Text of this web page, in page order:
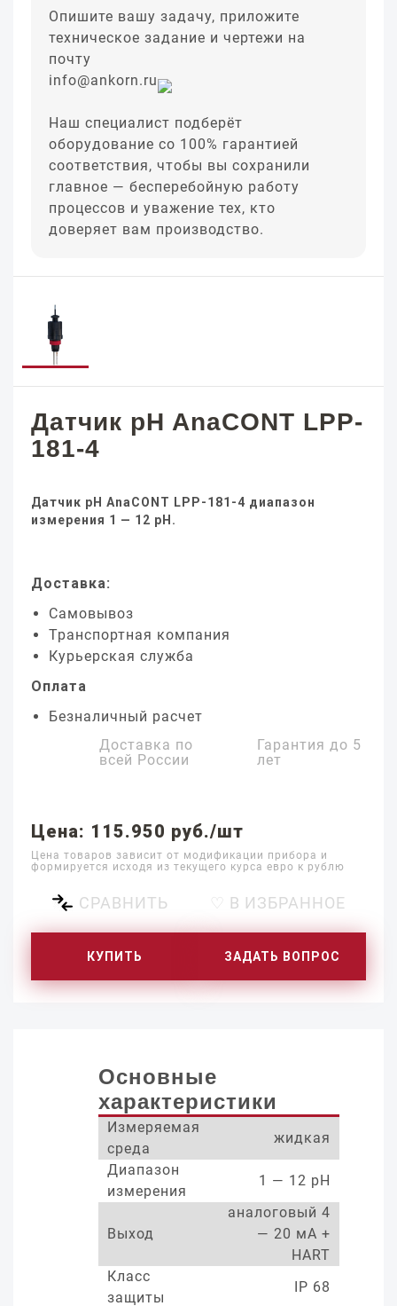
Опишите вашу задачу, приложите
техническое задание и чертежи на
почту
info@ankorn.ru
Наш специалист подберёт
оборудование со 100% гарантией
соответствия, чтобы вы сохранили
главное — бесперебойную работу
процессов и уважение тех, кто
доверяет вам производство.
Датчик pH AnaCONT LPP-
181-4
Датчик pH AnaCONT LPP-181-4 диапазон
измерения 1 — 12 pH.
Доставка:
Самовывоз
Транспортная компания
Курьерская служба
Оплата
Безналичный расчет
Доставка по
всей России
Гарантия до 5
лет
Цена: 115.950 руб./шт
Цена товаров зависит от модификации прибора и
формируется исходя из текущего курса евро к рублю
СРАВНИТЬ ♡ В ИЗБРАННОЕ
КУПИТЬ ЗАДАТЬ ВОПРОС
Основные
характеристики
Измеряемая
среда
жидкая
Диапазон
измерения
1 — 12 pH
Выход
аналоговый 4
— 20 мА +
HART
Класс
защиты
IP 68